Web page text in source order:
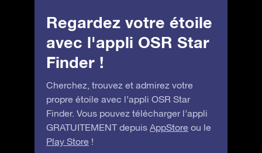
Regardez votre étoile
avec l'appli OSR Star
Finder !
Cherchez, trouvez et admirez votre
propre étoile avec l’appli OSR Star
Finder. Vous pouvez télécharger l’appli
GRATUITEMENT depuis AppStore ou le
Play Store !